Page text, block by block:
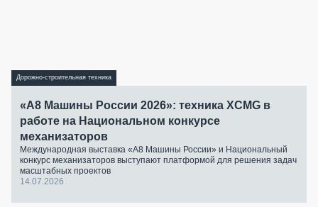
Дорожно-строительная техника
«А8 Машины России 2026»: техника XCMG в
работе на Национальном конкурсе
механизаторов
Международная выставка «А8 Машины России» и Национальный
конкурс механизаторов выступают платформой для решения задач
масштабных проектов
14.07.2026